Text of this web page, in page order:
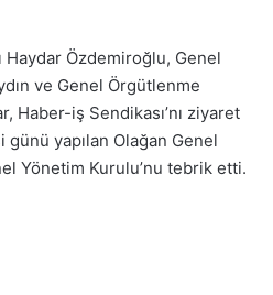
Haydar Özdemiroğlu, Genel
ve Genel Örgütlenme
Haber-iş Sendikası’nı ziyaret
yapılan Olağan Genel
Yönetim Kurulu’nu tebrik etti.